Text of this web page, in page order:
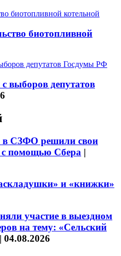
биотопливной
выборов депутатов
в СЗФО решили свои
с помощью Сбера |
и «книжки»
участие в выездном
на тему: «Сельский
| 04.08.2026